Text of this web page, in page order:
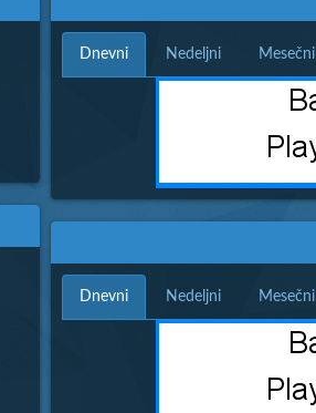
Dnevni Nedeljni Mesečni
Dnevni Nedeljni Mesečni